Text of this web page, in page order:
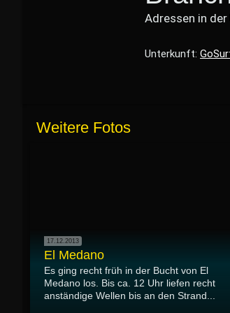
Adressen in der
Unterkunft:
Weitere Fotos
17.12.2013
El Medano
Es ging recht früh in der Bucht von El
Medano los. Bis ca. 12 Uhr liefen recht
anständige Wellen bis an den Strand...